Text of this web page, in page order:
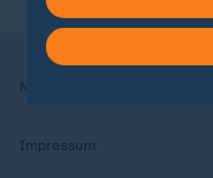
Nutzungsbedingungen
Impressum
Weitere